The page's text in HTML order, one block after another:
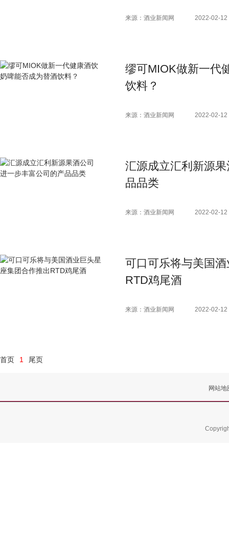
来源：酒业新闻网 2022-02-12
缪可MIOK做新一代
饮料？
来源：酒业新闻网 2022-02-12
汇源成立汇利新源
品品类
来源：酒业新闻网 2022-02-12
可口可乐将与美国
RTD鸡尾酒
来源：酒业新闻网 2022-02-12
首页 1 尾页
网站地